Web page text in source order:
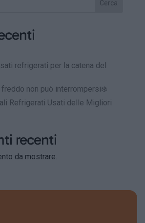
Cerca
refrigerati per la catena del
non può interrompersi❄️
Refrigerati Usati delle Migliori
recenti
da mostrare.